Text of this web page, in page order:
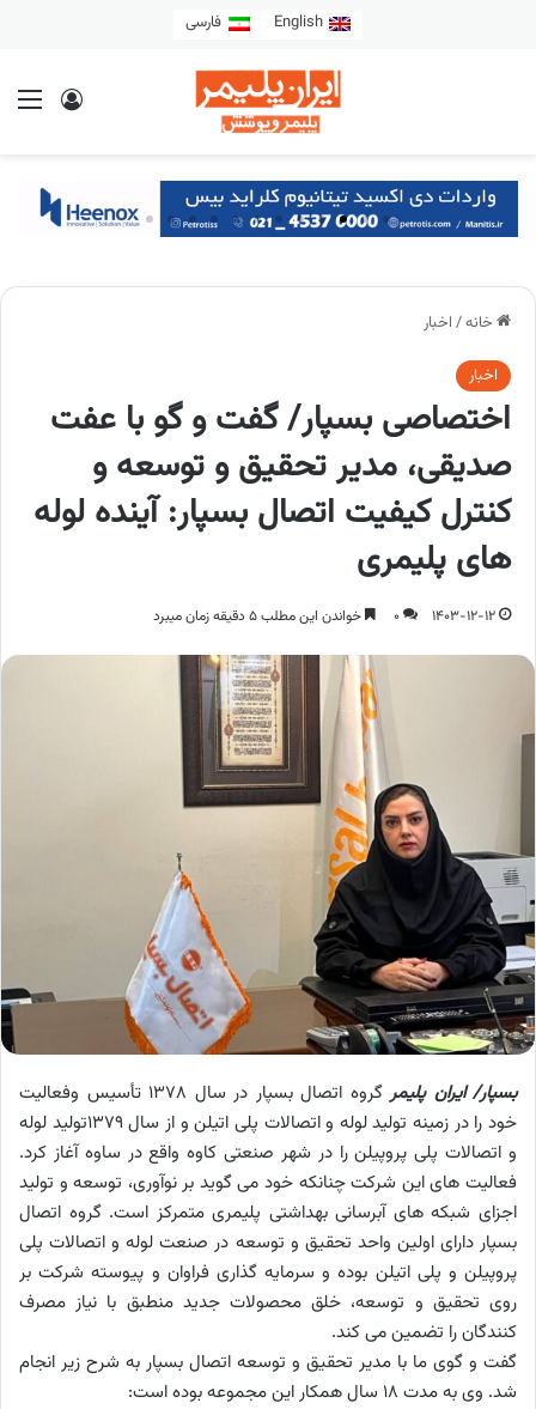
English فارسی
خانه/ اخبار
اخبار
اختصاصی بسپار/ گفت و گو با عفت
صدیقی، مدیر تحقیق و توسعه و
کنترل کیفیت اتصال بسپار: آینده لوله
های پلیمری
1403-12-12
0 خواندن این مطلب 5 دقیقه زمان میبرد
بسپار/ ایران پلیمر
گروه اتصال بسپار در سال 1378 تأسيس وفعالیت
خود را در زمینه توليد لوله و اتصالات پلی اتیلن و از سال 1379تولید لوله
و اتصالات پلی پروپیلن را در شهر صنعتی كاوه واقع در ساوه آغاز كرد.
فعاليت های این شرکت چنانکه خود می گوید بر نوآوری، توسعه و توليد
اجزای شبكه های آبرسانی بهداشتی پليمری متمركز است. گروه اتصال
بسپار دارای اولين واحد تحقيق و توسعه در صنعت لوله و اتصالات پلی
پروپيلن و پلی اتيلن بوده و سرمايه گذاری فراوان و پيوسته شركت بر
روی تحقيق و توسعه، خلق محصولات جديد منطبق با نياز مصرف
كنندگان را تضمين می كند.
گفت و گوی ما با مدیر تحقیق و توسعه اتصال بسپار به شرح زیر انجام
شد. وی به مدت 18 سال همکار این مجموعه بوده است: